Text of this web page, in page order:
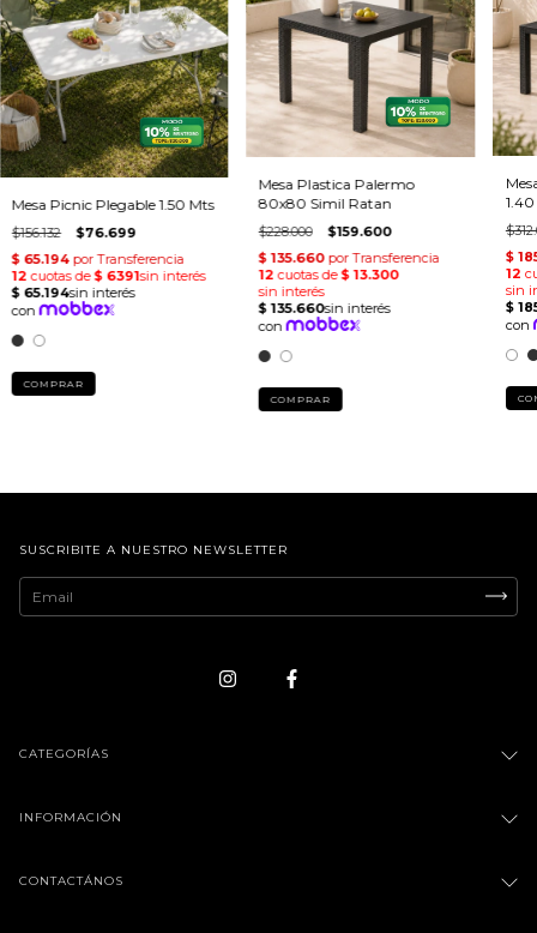
Mesa Picnic Plegable 1.50 Mts
$156.132 $76.699
COMPRAR
Mesa Plastica Palermo
80x80 Simil Ratan
$228.000 $159.600
COMPRAR
SUSCRIBITE A NUESTRO NEWSLETTER
CATEGORÍAS
INFORMACIÓN
CONTACTÁNOS